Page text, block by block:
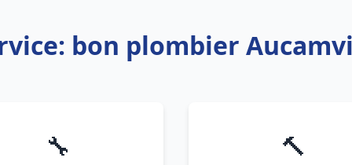
bon plombier
🔧 🔨